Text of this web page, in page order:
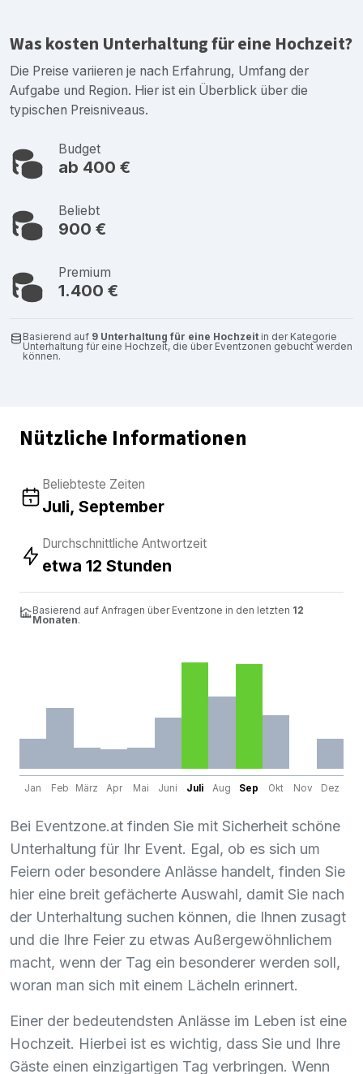
Was kosten Unterhaltung für eine Hochzeit?
Die Preise variieren je nach Erfahrung, Umfang der
Aufgabe und Region. Hier ist ein Überblick über die
typischen Preisniveaus.
Budget
ab 400 €
Beliebt
900 €
Premium
1.400 €
Basierend auf 9 Unterhaltung für eine Hochzeit in der Kategorie
Unterhaltung für eine Hochzeit, die über Eventzonen gebucht werden
können.
Nützliche Informationen
Beliebteste Zeiten
Juli, September
Durchschnittliche Antwortzeit
etwa 12 Stunden
Basierend auf Anfragen über Eventzone in den letzten 12
Monaten.
Jan Feb März Apr Mai Juni Juli Aug Sep Okt Nov Dez
Bei Eventzone.at finden Sie mit Sicherheit schöne
Unterhaltung für Ihr Event. Egal, ob es sich um
Feiern oder besondere Anlässe handelt, finden Sie
hier eine breit gefächerte Auswahl, damit Sie nach
der Unterhaltung suchen können, die Ihnen zusagt
und die Ihre Feier zu etwas Außergewöhnlichem
macht, wenn der Tag ein besonderer werden soll,
woran man sich mit einem Lächeln erinnert.
Einer der bedeutendsten Anlässe im Leben ist eine
Hochzeit. Hierbei ist es wichtig, dass Sie und Ihre
Gäste einen einzigartigen Tag verbringen. Wenn